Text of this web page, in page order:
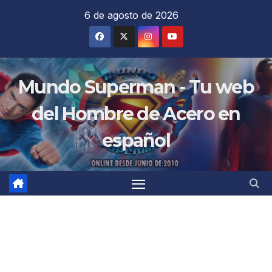
6 de agosto de 2026
Mundo Superman - Tu web
del Hombre de Acero en
español